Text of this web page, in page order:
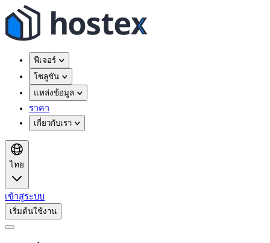
ฟีเจอร์
โซลูชัน
แหล่งข้อมูล
ราคา
เกี่ยวกับเรา
ไทย
เข้าสู่ระบบ
เริ่มต้นใช้งาน